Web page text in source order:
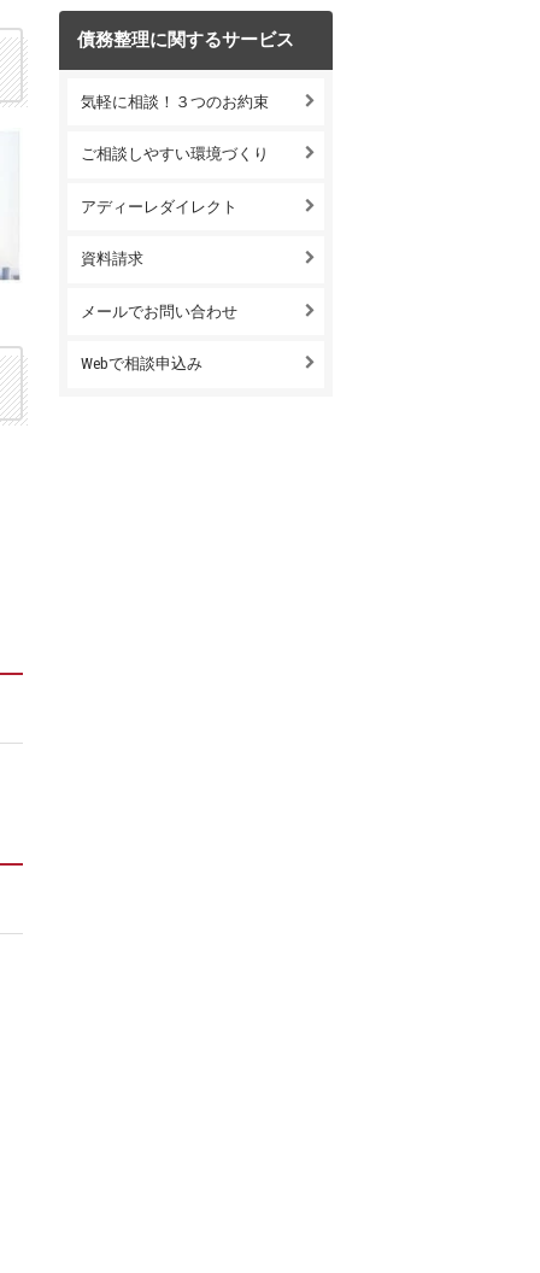
債務整理に関するサービス
気軽に相談！３つのお約束
ご相談しやすい環境づくり
アディーレダイレクト
資料請求
メールでお問い合わせ
Webで相談申込み